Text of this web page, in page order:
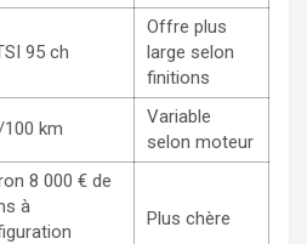
95 ch
Offre plus
large selon
finitions
100 km
Variable
selon moteur
8 000 € de
à
Plus chère